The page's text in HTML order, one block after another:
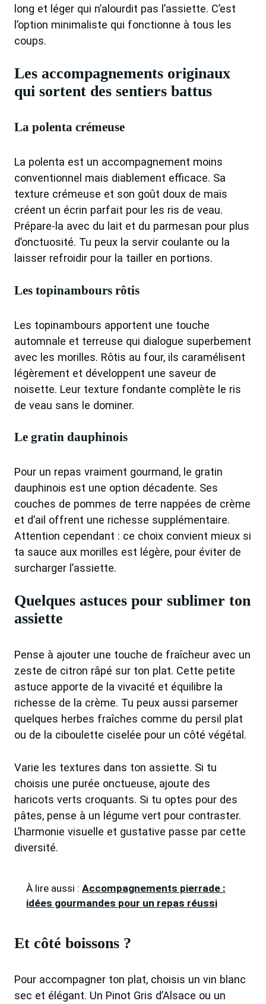
long et léger qui n’alourdit pas l’assiette. C’est
l’option minimaliste qui fonctionne à tous les
coups.
Les accompagnements originaux
qui sortent des sentiers battus
La polenta crémeuse
La polenta est un accompagnement moins
conventionnel mais diablement efficace. Sa
texture crémeuse et son goût doux de maïs
créent un écrin parfait pour les ris de veau.
Prépare-la avec du lait et du parmesan pour plus
d’onctuosité. Tu peux la servir coulante ou la
laisser refroidir pour la tailler en portions.
Les topinambours rôtis
Les topinambours apportent une touche
automnale et terreuse qui dialogue superbement
avec les morilles. Rôtis au four, ils caramélisent
légèrement et développent une saveur de
noisette. Leur texture fondante complète le ris
de veau sans le dominer.
Le gratin dauphinois
Pour un repas vraiment gourmand, le gratin
dauphinois est une option décadente. Ses
couches de pommes de terre nappées de crème
et d’ail offrent une richesse supplémentaire.
Attention cependant : ce choix convient mieux si
ta sauce aux morilles est légère, pour éviter de
surcharger l’assiette.
Quelques astuces pour sublimer ton
assiette
Pense à ajouter une touche de fraîcheur avec un
zeste de citron râpé sur ton plat. Cette petite
astuce apporte de la vivacité et équilibre la
richesse de la crème. Tu peux aussi parsemer
quelques herbes fraîches comme du persil plat
ou de la ciboulette ciselée pour un côté végétal.
Varie les textures dans ton assiette. Si tu
choisis une purée onctueuse, ajoute des
haricots verts croquants. Si tu optes pour des
pâtes, pense à un légume vert pour contraster.
L’harmonie visuelle et gustative passe par cette
diversité.
À lire aussi : Accompagnements pierrade :
idées gourmandes pour un repas réussi
Et côté boissons ?
Pour accompagner ton plat, choisis un vin blanc
sec et élégant. Un Pinot Gris d’Alsace ou un